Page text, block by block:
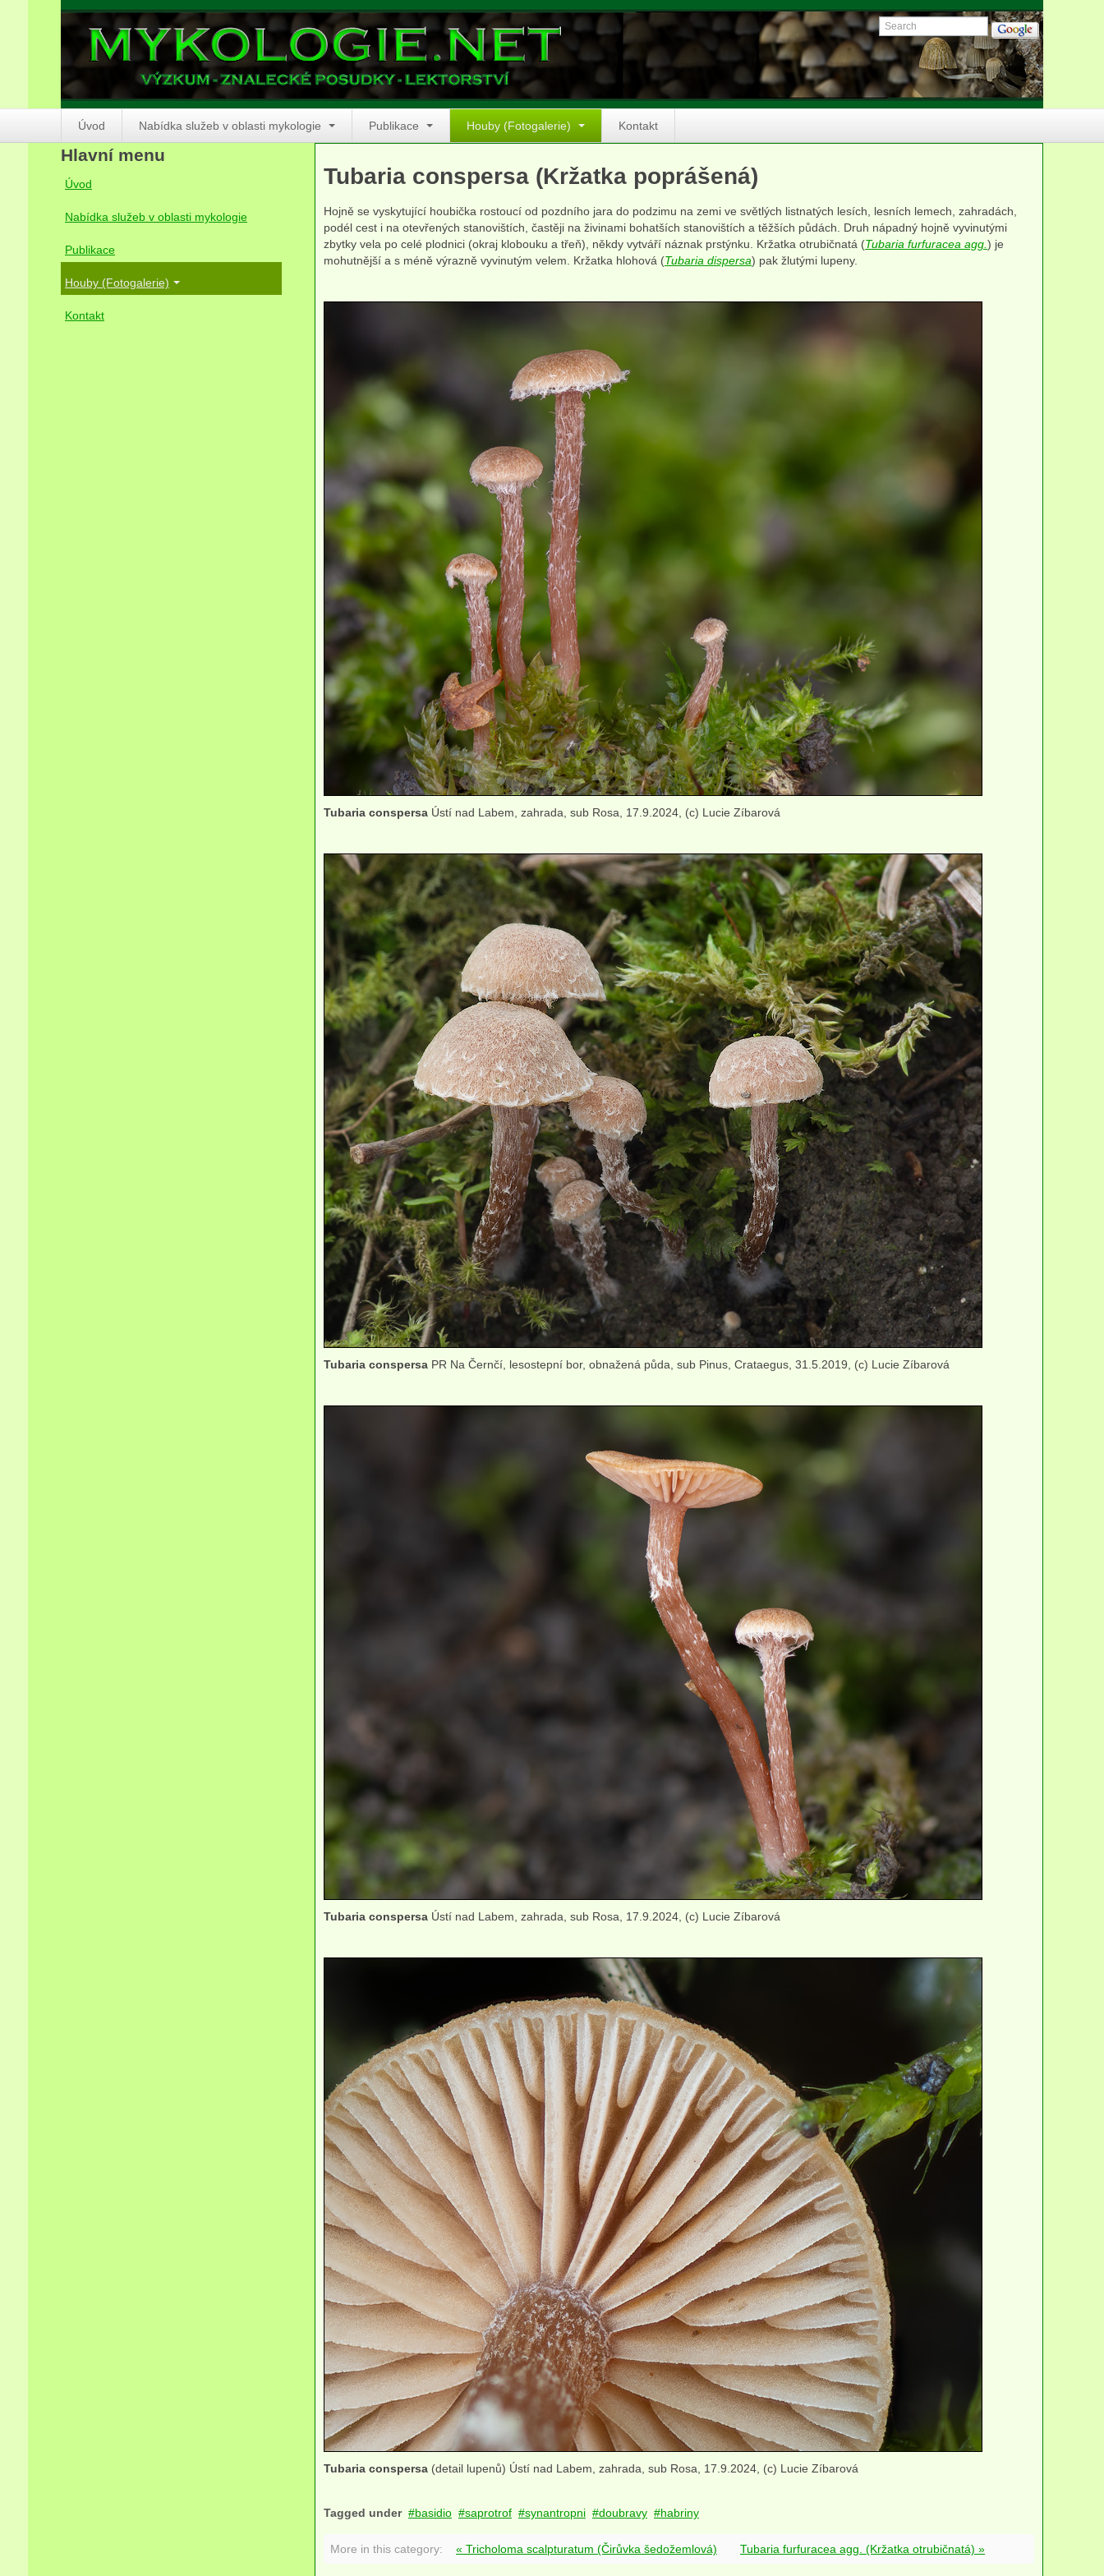
Úvod Nabídka služeb v oblasti mykologie Publikace Houby (Fotogalerie) Kontakt
Tubaria conspersa (Kržatka poprášená)
Hojně se vyskytující houbička rostoucí od pozdního jara do podzimu na zemi ve světlých listnatých lesích, lesních lemech, zahradách,
podél cest i na otevřených stanovištích, častěji na živinami bohatších stanovištích a těžších půdách. Druh nápadný hojně vyvinutými
zbytky vela po celé plodnici (okraj klobouku a třeň), někdy vytváří náznak prstýnku. Kržatka otrubičnatá (Tubaria furfuracea agg. ) je
mohutnější a s méně výrazně vyvinutým velem. Kržatka hlohová (Tubaria dispersa) pak žlutými lupeny.
Tubaria conspersa Ústí nad Labem, zahrada, sub Rosa, 17.9.2024, (c) Lucie Zíbarová
Tubaria conspersa PR Na Černčí, lesostepní bor, obnažená půda, sub Pinus, Crataegus, 31.5.2019, (c) Lucie Zíbarová
Tubaria conspersa Ústí nad Labem, zahrada, sub Rosa, 17.9.2024, (c) Lucie Zíbarová
Tubaria conspersa (detail lupenů) Ústí nad Labem, zahrada, sub Rosa, 17.9.2024, (c) Lucie Zíbarová
Tagged under basidio saprotrof synantropni doubravy habriny
More in this category: « Tricholoma scalpturatum (Čirůvka šedožemlová) Tubaria furfuracea agg. (Kržatka otrubičnatá) »
Hlavní menu
Úvod
Nabídka služeb v oblasti mykologie
Publikace
Houby (Fotogalerie)
Kontakt